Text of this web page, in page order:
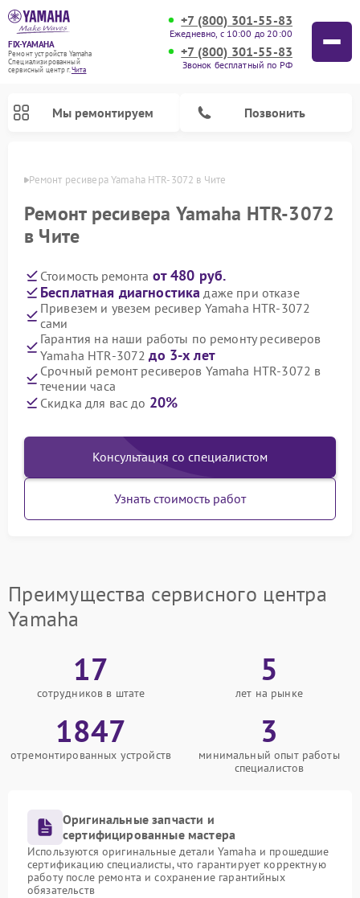
FIX-YAMAHA
Ремонт устройств Yamaha
Специализированный
cервисный центр г.Чита
+7 (800) 301-55-83
Ежедневно, с 10:00 до 20:00
+7 (800) 301-55-83
Звонок бесплатный по РФ
Мы ремонтируем Позвонить
Ремонт ресивера Yamaha HTR-3072 в Чите
Ремонт ресивера Yamaha HTR-3072
в Чите
Стоимость ремонта от 480 руб.
Бесплатная диагностика даже при отказе
Привезем и увезем ресивер Yamaha HTR-3072
сами
Гарантия на наши работы по ремонту ресиверов
Yamaha HTR-3072до 3-х лет
Срочный ремонт ресиверов Yamaha HTR-3072 в
течении часа
Скидка для вас до 20%
Консультация со специалистом
Узнать стоимость работ
Преимущества сервисного центра
Yamaha
17
сотрудников в штате
5
лет на рынке
1847
отремонтированных устройств
3
минимальный опыт работы
специалистов
Оригинальные запчасти и
сертифицированные мастера
Используются оригинальные детали Yamaha и прошедшие
сертификацию специалисты, что гарантирует корректную
работу после ремонта и сохранение гарантийных
обязательств